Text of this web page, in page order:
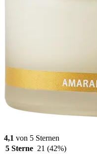
4,1 von 5 Sternen
5 Sterne 21 (42%)